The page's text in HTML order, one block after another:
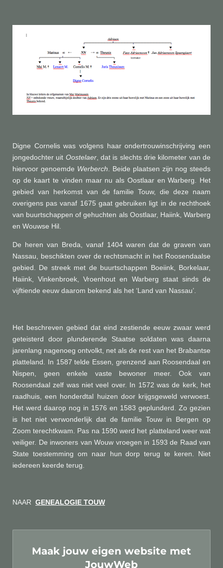
Digne Cornelis was volgens haar ondertrouwinschrijving een
jongedochter uit Oostelaer, dat is slechts drie kilometer van de
hiervoor genoemde Werberch. Beide plaatsen zijn nog steeds
op de kaart te vinden maar nu als Oostlaar en Warberg. Het
gebied van herkomst van de familie Touw, die deze naam
overigens pas vanaf 1675 gaat gebruiken ligt in de rechthoek
van buurtschappen of gehuchten als Oostlaar, Haiink, Warberg
en Wouwse Hil.
De heren van Breda, vanaf 1404 waren dat de graven van
Nassau, beschikten over de rechtsmacht in het Roosendaalse
gebied. De streek met de buurtschappen Boeiink, Borkelaar,
Haiink, Vinkenbroek, Vroenhout en Warberg staat sinds de
vijftiende eeuw daarom bekend als het ‘Land van Nassau’.
Het beschreven gebied dat eind zestiende eeuw zwaar werd
geteisterd door plunderende Staatse soldaten was daarna
jarenlang nagenoeg ontvolkt, net als de rest van het Brabantse
platteland. In 1587 telde Essen, grenzend aan Roosendaal en
Nispen, geen enkele vaste bewoner meer. Ook van
Roosendaal zelf was niet veel over. In 1572 was de kerk, het
raadhuis, een honderdtal huizen door krijgsgeweld verwoest.
Het werd daarop nog in 1576 en 1583 geplunderd. Zo gezien
is het niet verwonderlijk dat de familie Touw in Bergen op
Zoom terechtkwam. Pas na 1590 werd het platteland weer wat
veiliger. De inwoners van Wouw vroegen in 1593 de Raad van
State toestemming om naar hun dorp terug te keren. Niet
iedereen keerde terug.
NAAR GENEALOGIE TOUW
Maak jouw eigen website met
JouwWeb